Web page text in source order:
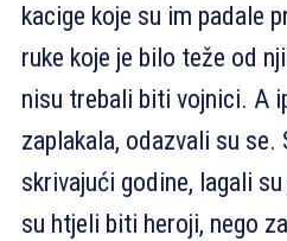
kacige koje su im padale
ruke koje je bilo teže od
nisu trebali biti vojnici. A
zaplakala, odazvali su
skrivajući godine, lagali
su htjeli biti heroji, nego